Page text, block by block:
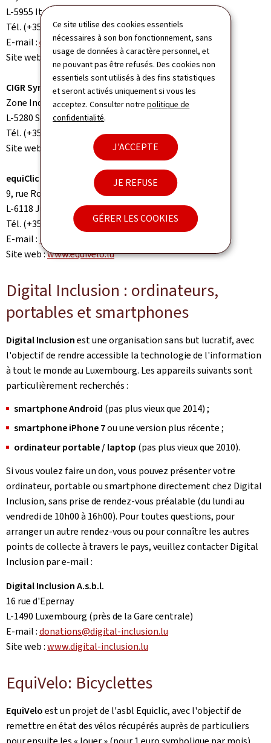
Ce site utilise des cookies essentiels
nécessaires à son bon fonctionnement, sans
usage de données à caractère personnel, et
ne pouvant pas être refusés. Des cookies non
essentiels sont utilisés à des fins statistiques
et seront activés uniquement si vous les
acceptez. Consulter notrepolitique de
confidentialité.
J'ACCEPTE
JE REFUSE
GÉRER LES COOKIES
L-5955 Itzig
Tél. (+352) 36 05 97
E-mail :equibutz@liewensufank.lu
Site web :
www.liewensufank.lu
CIGR Syrdall
Zone Industrielle Scheidhof
L-5280 Sandweiler
Tél. (+352) 26 35 04 81
Site web :
www.cigr.lu
equiClic a.s.b.l. - Atelier equiVelo
9, rue Ronnheck
L-6118 Junglinster
Tél. (+352) 621 42 37 25
E-mail : info@equivelo.lu
Site web :www.equivelo.lu
Digital Inclusion : ordinateurs,
portables et smartphones
Digital Inclusionest une organisation sans but lucratif, avec
l'objectif de rendre accessible la technologie de l'information
à tout le monde au Luxembourg. Les appareils suivants sont
particulièrement recherchés :
smartphone Android (pas plus vieux que 2014) ;
smartphone iPhone 7ou une version plus récente ;
ordinateur portable / laptop (pas plus vieux que 2010).
Si vous voulez faire un don, vous pouvez présenter votre
ordinateur, portable ou smartphone directement chez Digital
Inclusion, sans prise de rendez-vous préalable (du lundi au
vendredi de 10h00 à 16h00). Pour toutes questions, pour
arranger un autre rendez-vous ou pour connaître les autres
points de collecte à travers le pays, veuillez contacter Digital
Inclusion par e-mail :
Digital Inclusion A.s.b.l.
16 rue d'Epernay
L-1490 Luxembourg (près de la Gare centrale)
E-mail :donations@digital-inclusion.lu
Site web :www.digital-inclusion.lu
EquiVelo: Bicyclettes
EquiVeloest un projet de l'asbl Equiclic, avec l'objectif de
remettre en état des vélos récupérés auprès de particuliers